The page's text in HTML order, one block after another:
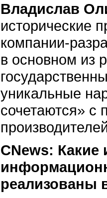
Владислав
исторические
компании-
в основном из
уникальные
сочетаются»
CNews:
реализованы